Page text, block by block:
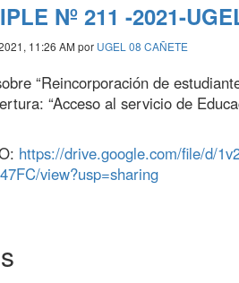
Nº 211 -2021-
11:26 AM por UGEL 08 CAÑETE
“Reincorporación de
“Acceso al servicio de
https://drive.google.com/file/d/
view?usp=sharing